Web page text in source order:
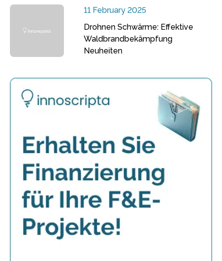
11 February 2025
Drohnen Schwärme: Effektive
Waldbrandbekämpfung
Neuheiten